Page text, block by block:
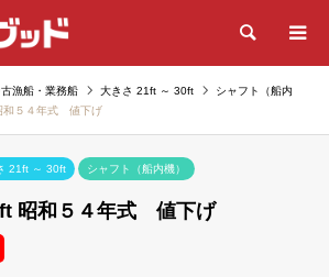
検索
漁船・業務船 大きさ 21ft ～ 30ft
シャフト（船内
和５４年式 値下げ
21ft ～ 30ft シャフト（船内機）
昭和５４年式 値下げ